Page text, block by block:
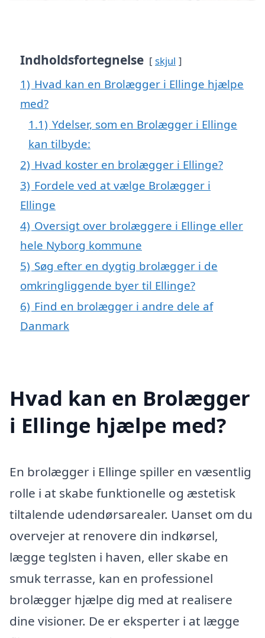
Indholdsfortegnelse skjul
1) Hvad kan en Brolægger i Ellinge hjælpe
med?
1.1) Ydelser, som en Brolægger i Ellinge
kan tilbyde:
2) Hvad koster en brolægger i Ellinge?
3) Fordele ved at vælge Brolægger i
Ellinge
4) Oversigt over brolæggere i Ellinge eller
hele Nyborg kommune
5) Søg efter en dygtig brolægger i de
omkringliggende byer til Ellinge?
6) Find en brolægger i andre dele af
Danmark
Hvad kan en Brolægger
i Ellinge hjælpe med?
En brolægger i Ellinge spiller en væsentlig
rolle i at skabe funktionelle og æstetisk
tiltalende udendørsarealer. Uanset om du
overvejer at renovere din indkørsel,
lægge teglsten i haven, eller skabe en
smuk terrasse, kan en professionel
brolægger hjælpe dig med at realisere
dine visioner. De er eksperter i at lægge